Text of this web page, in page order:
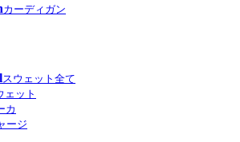
カーディガン
スウェット全て
ェット
カ
ージ